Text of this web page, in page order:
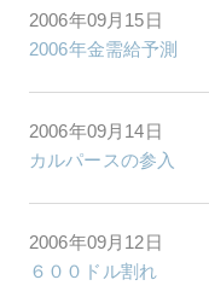
2006年09月15日
2006年金需給予測
2006年09月14日
カルパースの参入
2006年09月12日
６００ドル割れ